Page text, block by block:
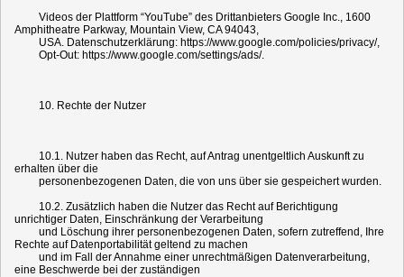
Videos der Plattform “YouTube” des Drittanbieters Google Inc., 1600
Amphitheatre Parkway, Mountain View, CA 94043,
USA. Datenschutzerklärung: https://www.google.com/policies/privacy/,
Opt-Out: https://www.google.com/settings/ads/.
10. Rechte der Nutzer
10.1. Nutzer haben das Recht, auf Antrag unentgeltlich Auskunft zu
erhalten über die
personenbezogenen Daten, die von uns über sie gespeichert wurden.
10.2. Zusätzlich haben die Nutzer das Recht auf Berichtigung
unrichtiger Daten, Einschränkung der Verarbeitung
und Löschung ihrer personenbezogenen Daten, sofern zutreffend, Ihre
Rechte auf Datenportabilität geltend zu machen
und im Fall der Annahme einer unrechtmäßigen Datenverarbeitung,
eine Beschwerde bei der zuständigen